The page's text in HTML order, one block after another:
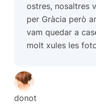
ostres, nosaltres
per Gràcia però
vam quedar a
molt xules les
donot